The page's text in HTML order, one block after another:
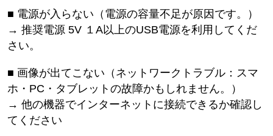
■ 電源が入らない（電源の容量不足が原因です。）
→ 推奨電源 5V １A以上のUSB電源を利用してくだ
さい。
■ 画像が出てこない（ネットワークトラブル：スマ
ホ・PC・タブレットの故障かもしれません。）
→ 他の機器でインターネットに接続できるか確認し
てください